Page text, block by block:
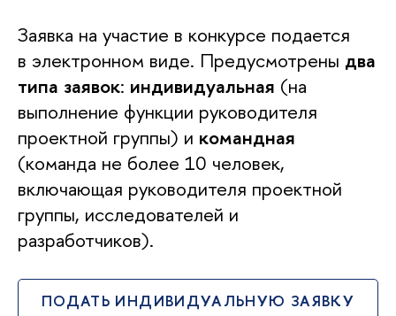
Заявка на участие в конкурсе подается
в электронном виде. Предусмотрены два
типа заявок: индивидуальная (на
выполнение функции руководителя
проектной группы) и командная
(команда не более 10 человек,
включающая руководителя проектной
группы, исследователей и
разработчиков).
ПОДАТЬ ИНДИВИДУАЛЬНУЮ ЗАЯВКУ